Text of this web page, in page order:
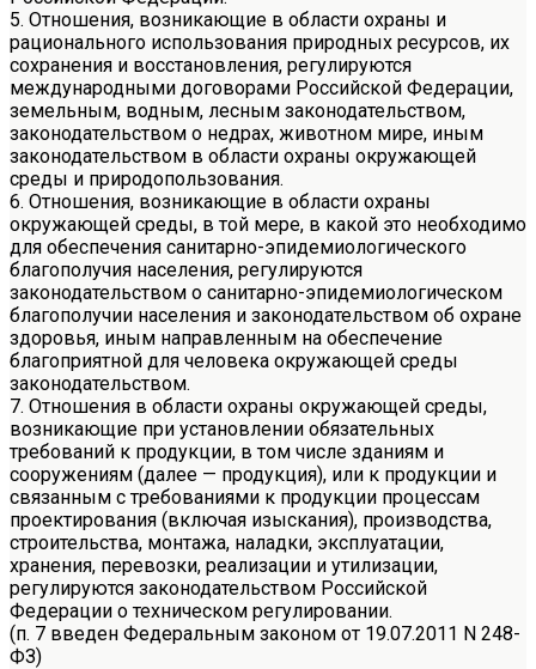
5. Отношения, возникающие в области охраны и
рационального использования природных ресурсов, их
сохранения и восстановления, регулируются
международными договорами Российской Федерации,
земельным, водным, лесным законодательством,
законодательством о недрах, животном мире, иным
законодательством в области охраны окружающей
среды и природопользования.
6. Отношения, возникающие в области охраны
окружающей среды, в той мере, в какой это необходимо
для обеспечения санитарно-эпидемиологического
благополучия населения, регулируются
законодательством о санитарно-эпидемиологическом
благополучии населения и законодательством об охране
здоровья, иным направленным на обеспечение
благоприятной для человека окружающей среды
законодательством.
7. Отношения в области охраны окружающей среды,
возникающие при установлении обязательных
требований к продукции, в том числе зданиям и
сооружениям (далее — продукция), или к продукции и
связанным с требованиями к продукции процессам
проектирования (включая изыскания), производства,
строительства, монтажа, наладки, эксплуатации,
хранения, перевозки, реализации и утилизации,
регулируются законодательством Российской
Федерации о техническом регулировании.
(п. 7 введен Федеральным законом от 19.07.2011 N 248-
ФЗ)